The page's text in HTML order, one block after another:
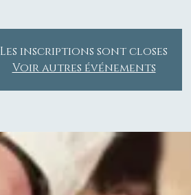
Les inscriptions sont closes
Voir autres événements